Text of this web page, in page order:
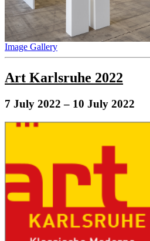
Image Gallery
Art Karlsruhe 2022
7 July 2022 – 10 July 2022